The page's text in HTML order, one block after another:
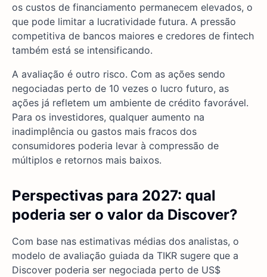
os custos de financiamento permanecem elevados, o
que pode limitar a lucratividade futura. A pressão
competitiva de bancos maiores e credores de fintech
também está se intensificando.
A avaliação é outro risco. Com as ações sendo
negociadas perto de 10 vezes o lucro futuro, as
ações já refletem um ambiente de crédito favorável.
Para os investidores, qualquer aumento na
inadimplência ou gastos mais fracos dos
consumidores poderia levar à compressão de
múltiplos e retornos mais baixos.
Perspectivas para 2027: qual
poderia ser o valor da Discover?
Com base nas estimativas médias dos analistas, o
modelo de avaliação guiada da TIKR sugere que a
Discover poderia ser negociada perto de US$